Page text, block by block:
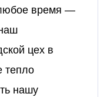
любое время —
цех в
тепло
нашу